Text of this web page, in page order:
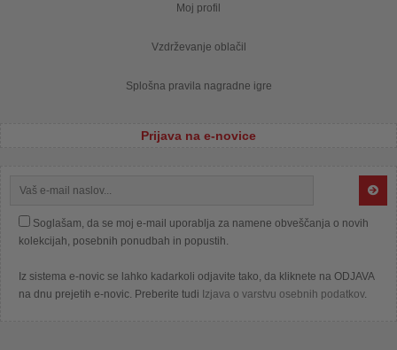
Moj profil
Vzdrževanje oblačil
Splošna pravila nagradne igre
Prijava na e-novice
Soglašam, da se moj e-mail uporablja za namene obveščanja o novih
kolekcijah, posebnih ponudbah in popustih.
Iz sistema e-novic se lahko kadarkoli odjavite tako, da kliknete na ODJAVA
na dnu prejetih e-novic. Preberite tudi Izjava o varstvu osebnih podatkov.